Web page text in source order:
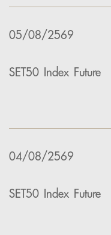
05/08/2569
SET50 Index Future
04/08/2569
SET50 Index Future